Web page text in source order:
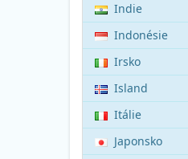
Indie
Indonésie
Irsko
Island
Itálie
Japonsko